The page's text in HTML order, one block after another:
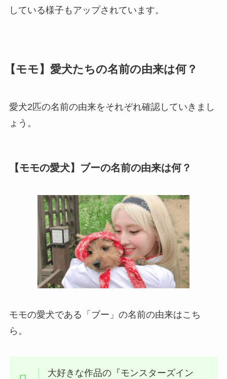
している様子もアップされています。
【モモ】愛犬たちの名前の由来は何？
愛犬2匹の名前の由来をそれぞれ確認していきまし
ょう。
【モモの愛犬】ブーの名前の由来は何？
モモの愛犬である「ブー」の名前の由来はこち
ら。
大好きな作品の『モンスターズイン